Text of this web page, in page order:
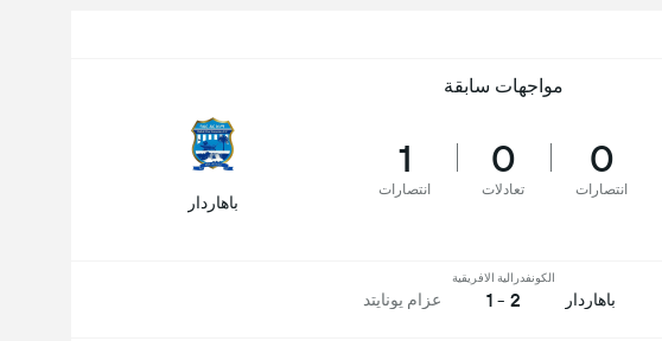
مواجهات سابقة
0
انتصارات
0
تعادلات
1
انتصارات
باهاردار
باهاردار
الكونفدرالية الافريقية
2 - 1 عزام يونايتد